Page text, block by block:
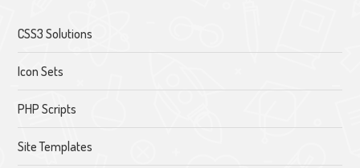
CSS3 Solutions
Icon Sets
PHP Scripts
Site Templates